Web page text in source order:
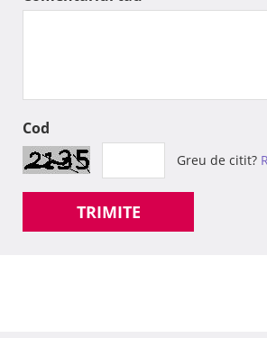
Cod
Greu de citit?
TRIMITE